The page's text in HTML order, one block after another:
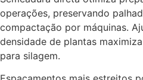
operações, preservando
compactação por máquinas.
densidade de plantas
para silagem.